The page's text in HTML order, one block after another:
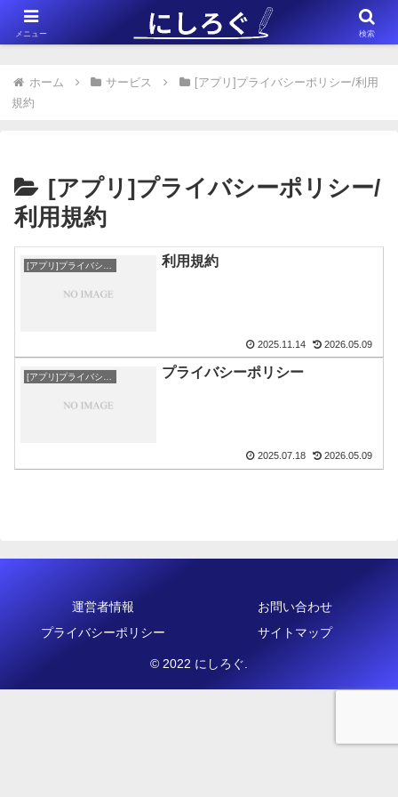
※このサイトはアフィリエイト広告（Amazonアソシエイト含む）を掲載
しています。
ホーム サービス
[アプリ]プライバシーポリシー/利用
規約
[アプリ]プライバシーポリシー/
利用規約
利用規約
2025.11.14 2026.05.09
プライバシーポリシー
2025.07.18 2026.05.09
運営者情報
お問い合わせ
プライバシーポリシー
サイトマップ
© 2022 にしろぐ.
メニュー 検索